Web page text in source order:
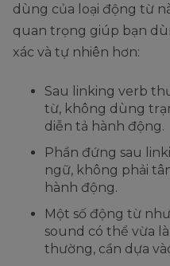
dùng của loại động từ
quan trọng giúp bạn
xác và tự nhiên hơn:
Sau linking verb
từ, không dùng
diễn tả hành động.
Phần đứng sau
ngữ, không phải
hành động.
Một số động từ
sound có thể vừa
thường, cần dựa